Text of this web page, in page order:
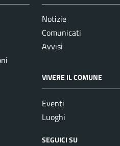
Notizie
Comunicati
Avvisi
VIVERE IL COMUNE
Eventi
Luoghi
SEGUICI SU